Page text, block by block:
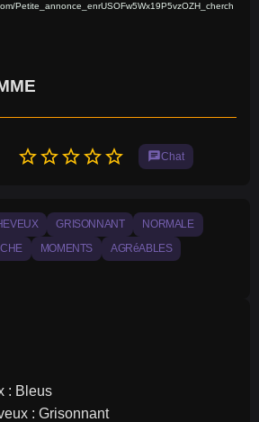
Petite_annonce_enrUSOFw5Wx19P5vzOZH_cherch
star_borderstar_borderstar_borderstar_borderstar_border chatChat
GRISONNANT NORMALE
MOMENTS AGRéABLES
: Bleus
: Grisonnant